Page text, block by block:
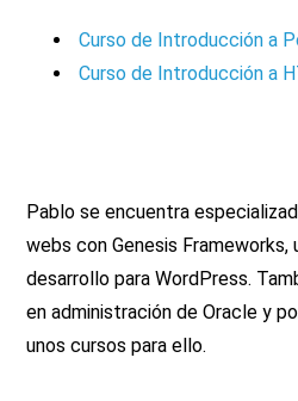
Curso de Introducción a
Curso de Introducción a
Pablo se encuentra
webs con Genesis Frameworks,
desarrollo para WordPress.
en administración de Oracle y
unos cursos para ello.